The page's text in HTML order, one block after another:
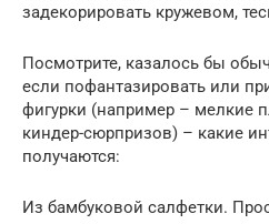
задекорировать кружевом,
Посмотрите, казалось бы
если пофантазировать или
фигурки (например – мелкие
киндер-сюрпризов) – какие
получаются:
Из бамбуковой салфетки.